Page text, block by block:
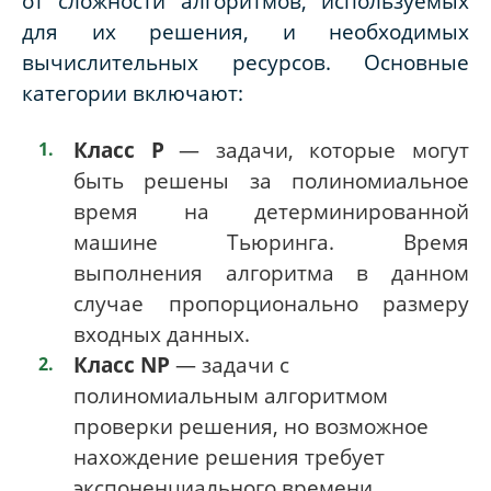
для их решения, и необходимых
вычислительных ресурсов. Основные
категории включают:
Класс P — задачи, которые могут
быть решены за полиномиальное
время на детерминированной
машине Тьюринга. Время
выполнения алгоритма в данном
случае пропорционально размеру
входных данных.
Класс NP — задачи с
полиномиальным алгоритмом
проверки решения, но возможное
нахождение решения требует